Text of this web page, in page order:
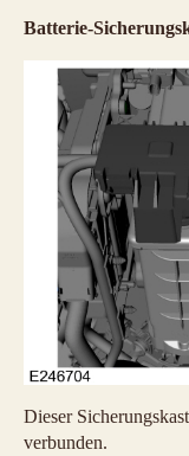
Batterie-
Dieser
verbunden.